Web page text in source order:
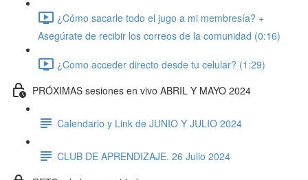
¿Cómo sacarle todo el jugo a mi membresía? +
Asegúrate de recibir los correos de la comunidad (0:16)
¿Como acceder directo desde tu celular? (1:29)
PRÓXIMAS sesiones en vivo ABRIL Y MAYO 2024
Calendario y Link de JUNIO Y JULIO 2024
CLUB DE APRENDIZAJE. 26 Julio 2024